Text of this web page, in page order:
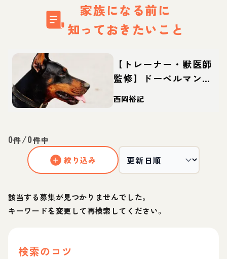
家族になる前に
知っておきたいこと
【トレーナー・獣医師
監修】ドーベルマンっ
てどんな犬？性格・特
徴・育て方・迎え方
西岡裕記
0件/0件中
絞り込み
該当する募集が見つかりませんでした。
キーワードを変更して再検索してください。
検索のコツ